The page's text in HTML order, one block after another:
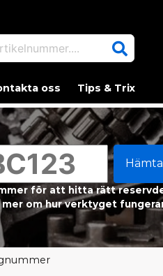
oss Tips & Trix
för att hitta rätt
om hur verktyget